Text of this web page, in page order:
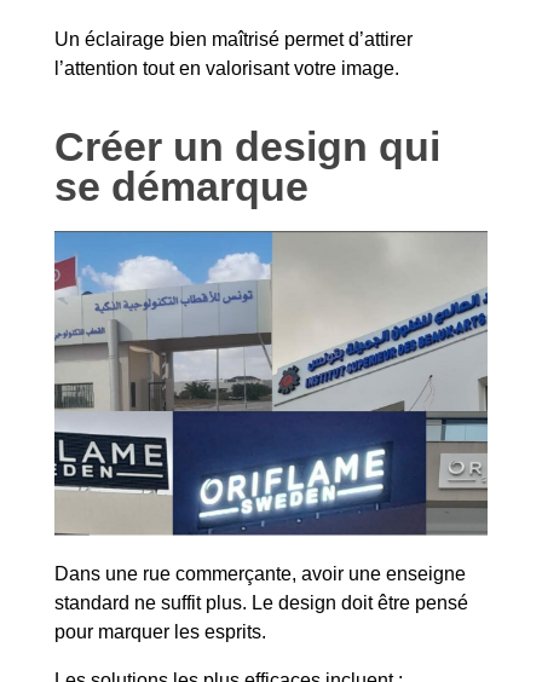
Un éclairage bien maîtrisé permet d’attirer
l’attention tout en valorisant votre image.
Créer un design qui
se démarque
Dans une rue commerçante, avoir une enseigne
standard ne suffit plus. Le design doit être pensé
pour marquer les esprits.